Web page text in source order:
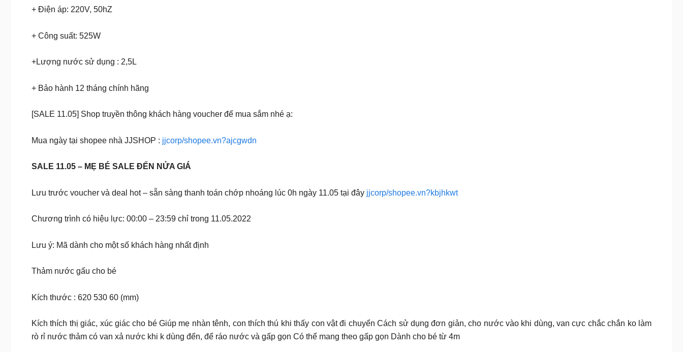
+ Điện áp: 220V, 50hZ
+ Công suất: 525W
+Lượng nước sử dụng : 2,5L
+ Bảo hành 12 tháng chính hãng
[SALE 11.05] Shop truyền thông khách hàng voucher để mua sắm nhé ạ:
Mua ngày tại shopee nhà JJSHOP : jjcorp/shopee.vn?ajcgwdn
SALE 11.05 – MẸ BÉ SALE ĐẾN NỬA GIÁ
Lưu trước voucher và deal hot – sẵn sàng thanh toán chớp nhoáng lúc 0h ngày 11.05 tại đây jjcorp/shopee.vn?kbjhkwt
Chương trình có hiệu lực: 00:00 – 23:59 chỉ trong 11.05.2022
Lưu ý: Mã dành cho một số khách hàng nhất định
Thảm nước gấu cho bé
Kích thước : 620 530 60 (mm)
Kích thích thị giác, xúc giác cho bé Giúp mẹ nhàn tênh, con thích thú khi thấy con vật đi chuyển Cách sử dụng đơn giản, cho nước vào khi dùng, van cực chắc chắn ko làm
rò rỉ nước thảm có van xả nước khi k dùng đến, để ráo nước và gấp gọn Có thể mang theo gấp gọn Dành cho bé từ 4m